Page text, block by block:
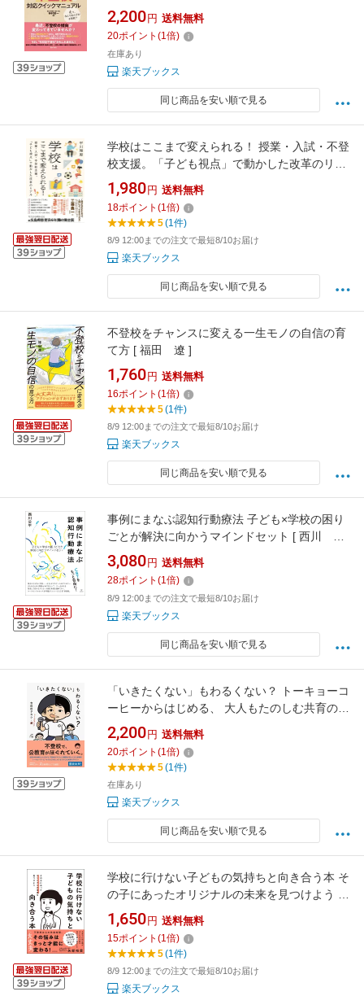
2,200 円 送料無料
20ポイント (1倍)
在庫あり
楽天ブックス
同じ商品を安い順で見る
学校はここまで変えられる！ 授業・入試・不登
校支援。「子ども視点」で動かした改革のリア
ル [ 平川 理恵 ]
1,980 円 送料無料
18ポイント (1倍)
5(1件)
8/9 12:00までの注文で最短8/10お届け
楽天ブックス
同じ商品を安い順で見る
不登校をチャンスに変える一生モノの自信の育
て方 [ 福田 遼 ]
1,760 円 送料無料
16ポイント (1倍)
5(1件)
8/9 12:00までの注文で最短8/10お届け
楽天ブックス
同じ商品を安い順で見る
事例にまなぶ認知行動療法 子ども×学校の困り
ごとが解決に向かうマインドセット [ 西川 公
平 ]
3,080 円 送料無料
28ポイント (1倍)
8/9 12:00までの注文で最短8/10お届け
楽天ブックス
同じ商品を安い順で見る
「いきたくない」もわるくない？ トーキョーコ
ーヒーからはじめる、 大人もたのしむ共育のデ
ザイン [ 吉田田 タカシ ]
2,200 円 送料無料
20ポイント (1倍)
5(1件)
在庫あり
楽天ブックス
同じ商品を安い順で見る
学校に行けない子どもの気持ちと向き合う本 そ
の子にあったオリジナルの未来を見つけよう [
矢部 裕貴 ]
1,650 円 送料無料
15ポイント (1倍)
5(1件)
8/9 12:00までの注文で最短8/10お届け
楽天ブックス